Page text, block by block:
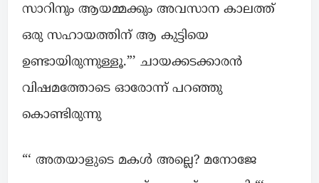
സാറിനും ആയമ്മക്കും അവസാന കാലത്ത്
ഒരു സഹായത്തിന് ആ കുട്ടിയെ
ഉണ്ടായിരുന്നുള്ളൂ.”’ ചായക്കടക്കാരൻ
വിഷമത്തോടെ ഓരോന്ന് പറഞ്ഞു
കൊണ്ടിരുന്നു
“‘ അതയാളുടെ മകൾ അല്ലെ? മനോജേ